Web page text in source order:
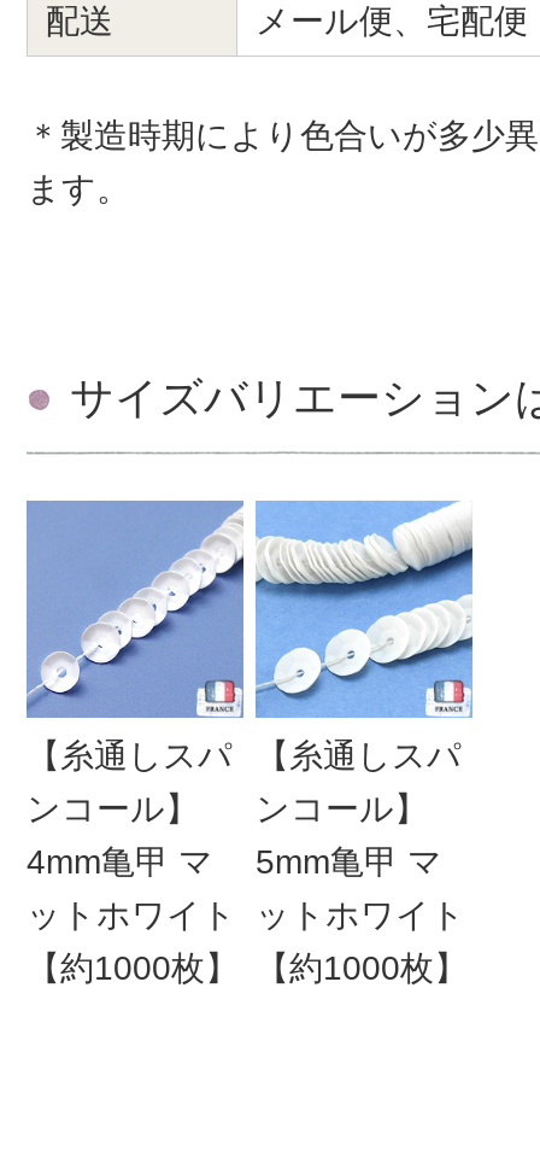
配送
メール便、宅配便
＊製造時期により色合いが多少
ます。
サイズバリエーション
【糸通しスパ
ンコール】
4mm亀甲 マ
ットホワイト
【約1000枚】
【糸通しスパ
ンコール】
5mm亀甲 マ
ットホワイト
【約1000枚】